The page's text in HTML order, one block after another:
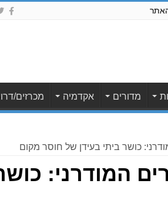
מדורים אקדמיה מכרזים/
כושר ביתי בעידן של חוסר מקום
המודרני: